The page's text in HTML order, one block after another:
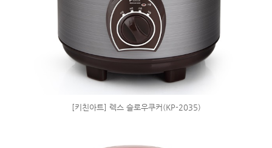
[키친아트] 렉스 슬로우쿠커(KP-2035)